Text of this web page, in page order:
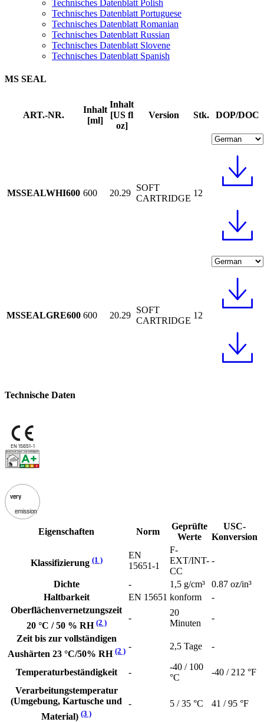
Technisches Datenblatt Polish
Technisches Datenblatt Portuguese
Technisches Datenblatt Romanian
Technisches Datenblatt Russian
Technisches Datenblatt Slovene
Technisches Datenblatt Spanish
MS SEAL
ART.-NR.
Inhalt
[ml]
Inhalt
[US fl
oz]
Version Stk. DOP/DOC
MSSEALWHI600 600 20.29
SOFT
CARTRIDGE
12
MSSEALGRE600 600 20.29
SOFT
CARTRIDGE
12
Technische Daten
EN 15651-1
very
emission
Eigenschaften Norm
Geprüfte
Werte
USC-
Konversion
Klassifizierung(1 )
EN
15651-1
F-
EXT/INT-
CC
-
Dichte - 1,5 g/cm³
0.87 oz/in³
Haltbarkeit
EN 15651 konform
-
Oberflächenvernetzungszeit
20 °C / 50 % RH(2 ) -
20
Minuten
-
Zeit bis zur vollständigen
Aushärten 23 °C/50% RH(2 ) - 2,5 Tage -
Temperaturbeständigkeit -
-40 / 100
°C
-40 / 212 °F
Verarbeitungstemperatur
(Umgebung, Kartusche und
Material) (3 )
- 5 / 35 °C 41 / 95 °F